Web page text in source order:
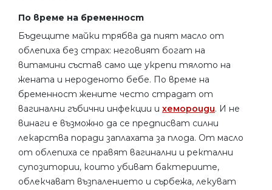
По време на бременност
Бъдещите майки трябва да пият масло от
облепиха без страх: неговият богат на
витамини състав само ще укрепи тялото на
жената и нероденото бебе. По време на
бременност жените често страдат от
вагинални гъбични инфекции и хемороиди. И не
винаги е възможно да се предписват силни
лекарства поради заплахата за плода. От масло
от облепиха се правят вагинални и ректални
супозитории, които убиват бактериите,
облекчават възпалението и сърбежа, лекуват